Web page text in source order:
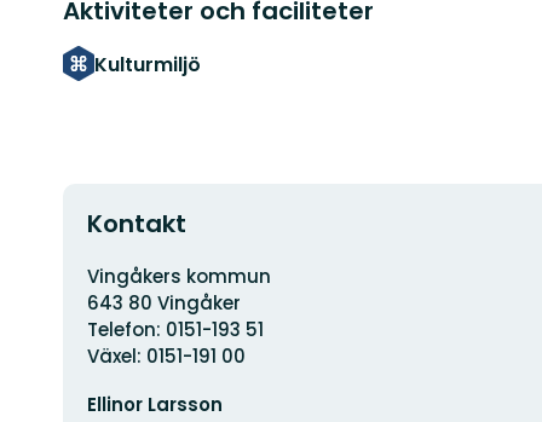
Aktiviteter och faciliteter
Kulturmiljö
Kontakt
Adress
Vingåkers kommun
643 80 Vingåker
Telefon: 0151-193 51
Växel: 0151-191 00
postadress
Ellinor Larsson